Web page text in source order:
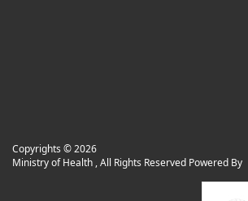
Copyrights ©2026
Ministry of Health , All Rights Reserved Powered By